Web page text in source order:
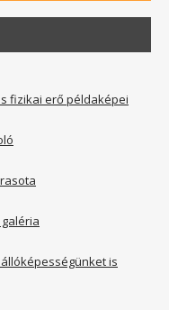
fizikai erő példaképei
is